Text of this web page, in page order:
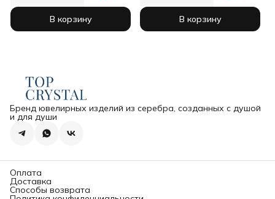
В корзину В корзину
Бренд ювелирных изделий из серебра, созданных с душой
и для души
Оплата
Доставка
Способы возврата